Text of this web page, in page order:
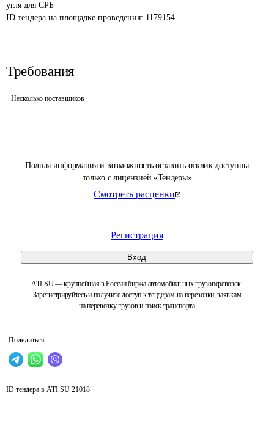
Полная информация и возможность оставить отклик доступны
только с лицензией «Тендеры»
Смотреть расценки
Регистрация
Вход
ATI.SU — крупнейшая в России биржа автомобильных грузоперевозок.
Зарегистрируйтесь и получите доступ к тендерам на перевозки, заявкам
на перевозку грузов и поиск транспорта
Поделиться
угля для СРБ
ID тендера на площадке проведения: 1179154
Требования
Несколько поставщиков
ID тендера в ATI.SU 21018